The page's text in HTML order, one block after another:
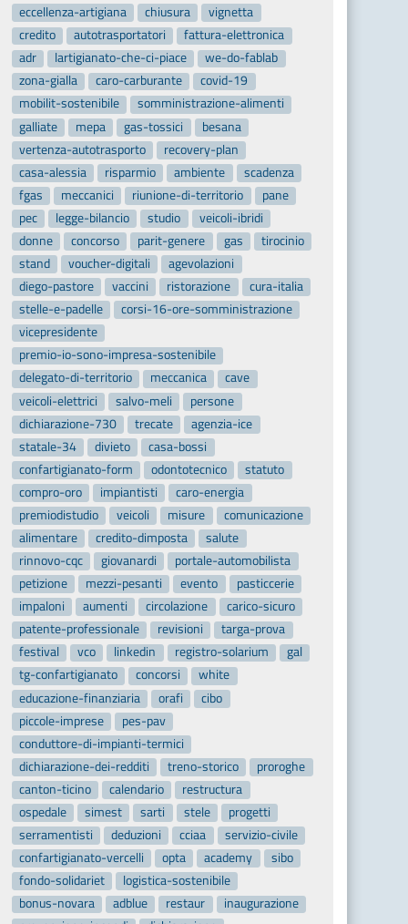
eccellenza-artigiana
chiusura
vignetta
credito
autotrasportatori
fattura-elettronica
adr
lartigianato-che-ci-piace
we-do-fablab
zona-gialla
caro-carburante
covid-19
mobilit-sostenibile
somministrazione-alimenti
galliate
mepa gas-tossici
besana
vertenza-autotrasporto
recovery-plan
casa-alessia
risparmio ambiente
scadenza
fgas
meccanici riunione-di-territorio
pane
pec
legge-bilancio studio
veicoli-ibridi
donne
concorso parit-genere gas
tirocinio
stand
voucher-digitali
agevolazioni
diego-pastore
vaccini ristorazione
cura-italia
stelle-e-padelle
corsi-16-ore-somministrazione
vicepresidente
premio-io-sono-impresa-sostenibile
delegato-di-territorio
meccanica
cave
veicoli-elettrici
salvo-meli
persone
dichiarazione-730
trecate
agenzia-ice
statale-34
divieto
casa-bossi
confartigianato-form
odontotecnico
statuto
compro-oro
impiantisti
caro-energia
premiodistudio
veicoli misure
comunicazione
alimentare
credito-dimposta
salute
rinnovo-cqc
giovanardi
portale-automobilista
petizione
mezzi-pesanti evento
pasticcerie
impaloni
aumenti circolazione
carico-sicuro
patente-professionale
revisioni
targa-prova
festival
vco linkedin registro-solarium
gal
tg-confartigianato
concorsi
white
educazione-finanziaria
orafi
cibo
piccole-imprese
pes-pav
conduttore-di-impianti-termici
dichiarazione-dei-redditi
treno-storico
proroghe
canton-ticino
calendario
restructura
ospedale
simest sarti stele
progetti
serramentisti
deduzioni cciaa
servizio-civile
confartigianato-vercelli
opta academy
sibo
fondo-solidariet
logistica-sostenibile
bonus-novara
adblue restaur
inaugurazione